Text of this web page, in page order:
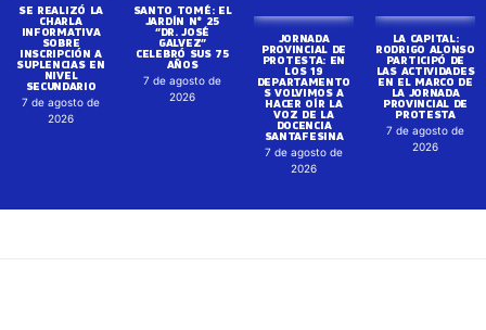
SE REALIZÓ LA
CHARLA
INFORMATIVA
SOBRE
INSCRIPCIÓN A
SUPLENCIAS EN
NIVEL
SECUNDARIO
7 de agosto de
2026
SANTO TOMÉ: EL
JARDÍN N° 25
“DR. JOSÉ
GALVEZ”
CELEBRÓ SUS 75
AÑOS
7 de agosto de
2026
PROVINCIAL DE
LOS 19
DEPARTAMENTO
S VOLVIMOS A
HACER OÍR LA
VOZ DE LA
DOCENCIA
SANTAFESINA
7 de agosto de
2026
RODRIGO ALONSO
LAS ACTIVIDADES
EN EL MARCO DE
LA JORNADA
PROVINCIAL DE
PROTESTA
7 de agosto de
2026